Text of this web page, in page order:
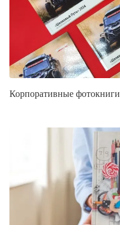
Корпоративные фотокниги